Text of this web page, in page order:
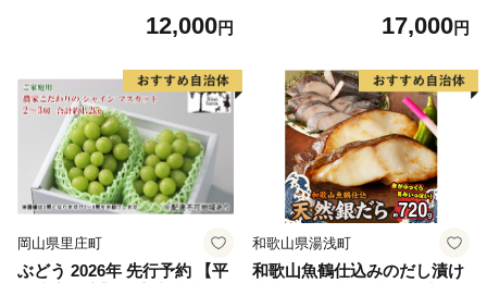
もの フルーツ おやつ 特産 熊
12,000円 17,000円
岡山県里庄町
ぶどう 2026年 先行予約 【平
和歌山県湯浅町
和歌山魚鶴仕込みのだし漬け